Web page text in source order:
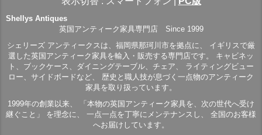
Shellys Antiques
英国アンティーク家具専門店 Since 1999
シェリーズ アンティークスは、福岡県那珂川市を拠点に、 イギリスで厳
選した英国アンティーク家具を輸入・販売する専門店です。 キャビネッ
ト、ブックケース、ダイニングテーブル、チェア、 ライティングビュー
ロー、サイドボードなど、 歴史と職人技が息づく一点物のアンティーク
家具を取り扱っています。
1999年の創業以来、 「本物の英国アンティーク家具を、次の世代へ受け
継ぐこと」 を理念に、 一点一点を丁寧にメンテナンスし、 全国のお客様
へお届けしています。